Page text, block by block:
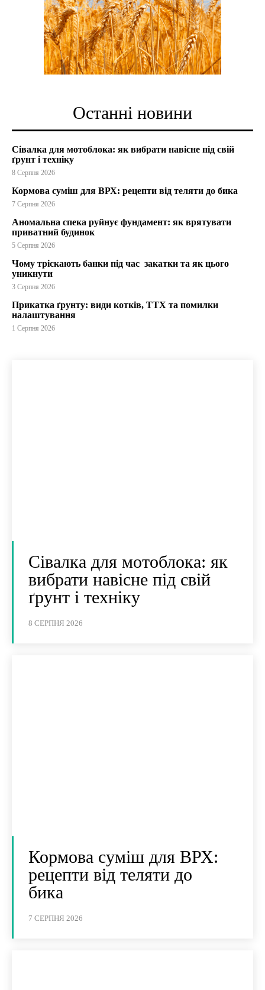
Останні новини
Сівалка для мотоблока: як вибрати навісне під свій
ґрунт і техніку
8 Серпня 2026
Кормова суміш для ВРХ: рецепти від теляти до бика
7 Серпня 2026
Аномальна спека руйнує фундамент: як врятувати
приватний будинок
5 Серпня 2026
Чому тріскають банки під час закатки та як цього
уникнути
3 Серпня 2026
Прикатка ґрунту: види котків, ТТХ та помилки
налаштування
1 Серпня 2026
Сівалка для мотоблока: як
вибрати навісне під свій
ґрунт і техніку
8 СЕРПНЯ 2026
Кормова суміш для ВРХ:
рецепти від теляти до
бика
7 СЕРПНЯ 2026